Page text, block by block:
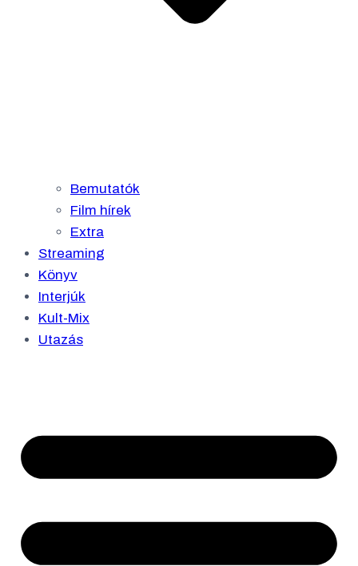
Bemutatók
Film hírek
Extra
Streaming
Könyv
Interjúk
Kult-Mix
Utazás